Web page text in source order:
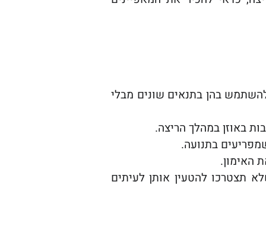
להשתמש בהן בתנאים שונים מבלי
באוזן במהלך הריצה.
בתנועה.
האימון.
תצטרכו להטעין אותן לעיתים